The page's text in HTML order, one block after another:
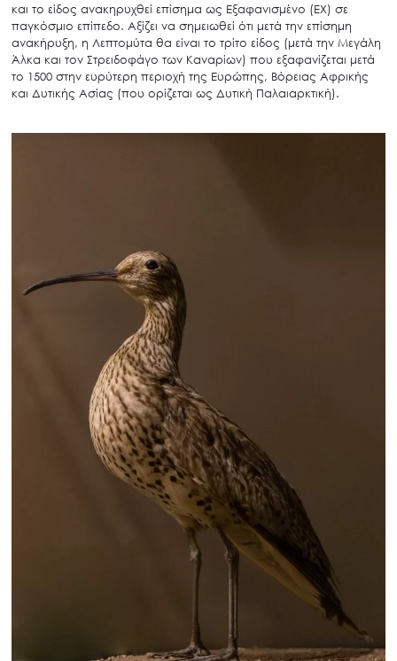
και το είδος ανακηρυχθεί επίσημα ως Εξαφανισμένο (ΕΧ) σε
παγκόσμιο επίπεδο. Αξίζει να σημειωθεί ότι μετά την επίσημη
ανακήρυξη, η Λεπτομύτα θα είναι το τρίτο είδος (μετά την Μεγάλη
Άλκα και τον Στρειδοφάγο των Καναρίων) που εξαφανίζεται μετά
το 1500 στην ευρύτερη περιοχή της Ευρώπης, Βόρειας Αφρικής
και Δυτικής Ασίας (που ορίζεται ως Δυτική Παλαιαρκτική).